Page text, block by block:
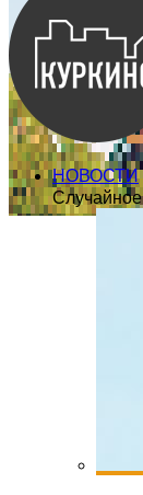
НОВОСТИ
Случайное